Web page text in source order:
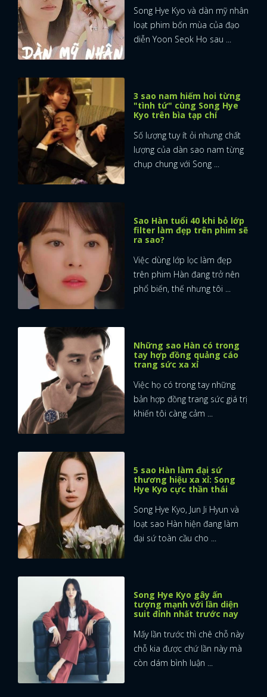
x
ĐĂNG NHẬP
Song Hye Kyo và dàn mỹ nhân
loạt phim bốn mùa của đạo
diễn Yoon Seok Ho sau ...
3 sao nam hiếm hoi từng
"tình tứ" cùng Song Hye
Kyo trên bìa tạp chí
Số lượng tuy ít ỏi nhưng chất
lượng của dàn sao nam từng
chụp chung với Song ...
Sao Hàn tuổi 40 khi bỏ lớp
filter làm đẹp trên phim sẽ
ra sao?
Việc dùng lớp lọc làm đẹp
trên phim Hàn đang trở nên
phổ biến, thế nhưng tôi ...
Những sao Hàn có trong
tay hợp đồng quảng cáo
trang sức xa xỉ
Việc họ có trong tay những
bản hợp đồng trang sức giá trị
khiến tôi càng cảm ...
5 sao Hàn làm đại sứ
thương hiệu xa xỉ: Song
Hye Kyo cực thần thái
Song Hye Kyo, Jun Ji Hyun và
loạt sao Hàn hiện đang làm
đại sứ toàn cầu cho ...
Song Hye Kyo gây ấn
tượng mạnh với lần diện
suit đỉnh nhất trước nay
Mấy lần trước thì chê chỗ này
chỗ kia được chứ lần này mà
còn dám bình luận ...